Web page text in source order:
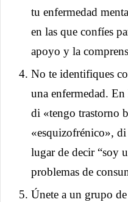
tu enfermedad
en las que confíes
apoyo y la
No te identifiques
una enfermedad.
di «tengo trastorno
«esquizofrénico»,
lugar de decir “soy
problemas de
Únete a un grupo